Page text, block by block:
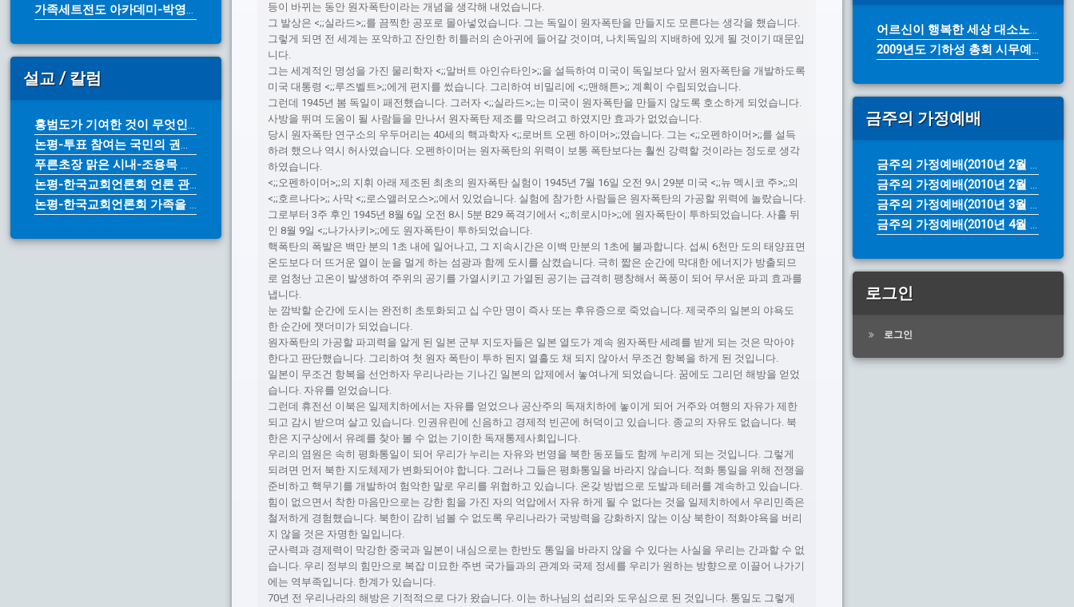
등이 바뀌는 동안 원자폭탄이라는 개념을 생각해 내었습니다.
그 발상은 <;;실라드>;;를 끔찍한 공포로 몰아넣었습니다. 그는 독일이 원자폭탄을 만들지도 모른다는 생각을 했습니다.
그렇게 되면 전 세계는 포악하고 잔인한 히틀러의 손아귀에 들어갈 것이며, 나치독일의 지배하에 있게 될 것이기 때문입
니다.
그는 세계적인 명성을 가진 물리학자 <;;알버트 아인슈타인>;;을 설득하여 미국이 독일보다 앞서 원자폭탄을 개발하도록
미국 대통령 <;;루즈벨트>;;에게 편지를 썼습니다. 그리하여 비밀리에 <;;맨해튼>;; 계획이 수립되었습니다.
그런데 1945년 봄 독일이 패전했습니다. 그러자 <;;실라드>;;는 미국이 원자폭탄을 만들지 않도록 호소하게 되었습니다.
사방을 뛰며 도움이 될 사람들을 만나서 원자폭탄 제조를 막으려고 하였지만 효과가 없었습니다.
당시 원자폭탄 연구소의 우두머리는 40세의 핵과학자 <;;로버트 오펜 하이머>;;였습니다. 그는 <;;오펜하이머>;;를 설득
하려 했으나 역시 허사였습니다. 오펜하이머는 원자폭탄의 위력이 보통 폭탄보다는 훨씬 강력할 것이라는 정도로 생각
하였습니다.
<;;오펜하이머>;;의 지휘 아래 제조된 최초의 원자폭탄 실험이 1945년 7월 16일 오전 9시 29분 미국 <;;뉴 멕시코 주>;;의
<;;호르나다>;; 사막 <;;로스앨러모스>;;에서 있었습니다. 실험에 참가한 사람들은 원자폭탄의 가공할 위력에 놀랐습니다.
그로부터 3주 후인 1945년 8월 6일 오전 8시 5분 B29 폭격기에서 <;;히로시마>;;에 원자폭탄이 투하되었습니다. 사흘 뒤
인 8월 9일 <;;나가사키>;;에도 원자폭탄이 투하되었습니다.
핵폭탄의 폭발은 백만 분의 1초 내에 일어나고, 그 지속시간은 이백 만분의 1초에 불과합니다. 섭씨 6천만 도의 태양표면
온도보다 더 뜨거운 열이 눈을 멀게 하는 섬광과 함께 도시를 삼켰습니다. 극히 짧은 순간에 막대한 에너지가 방출되므
로 엄청난 고온이 발생하여 주위의 공기를 가열시키고 가열된 공기는 급격히 팽창해서 폭풍이 되어 무서운 파괴 효과를
냅니다.
눈 깜박할 순간에 도시는 완전히 초토화되고 십 수만 명이 즉사 또는 후유증으로 죽었습니다. 제국주의 일본의 야욕도
한 순간에 잿더미가 되었습니다.
원자폭탄의 가공할 파괴력을 알게 된 일본 군부 지도자들은 일본 열도가 계속 원자폭탄 세례를 받게 되는 것은 막아야
한다고 판단했습니다. 그리하여 첫 원자 폭탄이 투하 된지 열흘도 채 되지 않아서 무조건 항복을 하게 된 것입니다.
일본이 무조건 항복을 선언하자 우리나라는 기나긴 일본의 압제에서 놓여나게 되었습니다. 꿈에도 그리던 해방을 얻었
습니다. 자유를 얻었습니다.
그런데 휴전선 이북은 일제치하에서는 자유를 얻었으나 공산주의 독재치하에 놓이게 되어 거주와 여행의 자유가 제한
되고 감시 받으며 살고 있습니다. 인권유린에 신음하고 경제적 빈곤에 허덕이고 있습니다. 종교의 자유도 없습니다. 북
한은 지구상에서 유례를 찾아 볼 수 없는 기이한 독재통제사회입니다.
우리의 염원은 속히 평화통일이 되어 우리가 누리는 자유와 번영을 북한 동포들도 함께 누리게 되는 것입니다. 그렇게
되려면 먼저 북한 지도체제가 변화되어야 합니다. 그러나 그들은 평화통일을 바라지 않습니다. 적화 통일을 위해 전쟁을
준비하고 핵무기를 개발하여 험악한 말로 우리를 위협하고 있습니다. 온갖 방법으로 도발과 테러를 계속하고 있습니다.
힘이 없으면서 착한 마음만으로는 강한 힘을 가진 자의 억압에서 자유 하게 될 수 없다는 것을 일제치하에서 우리민족은
철저하게 경험했습니다. 북한이 감히 넘볼 수 없도록 우리나라가 국방력을 강화하지 않는 이상 북한이 적화야욕을 버리
지 않을 것은 자명한 일입니다.
군사력과 경제력이 막강한 중국과 일본이 내심으로는 한반도 통일을 바라지 않을 수 있다는 사실을 우리는 간과할 수 없
습니다. 우리 정부의 힘만으로 복잡 미묘한 주변 국가들과의 관계와 국제 정세를 우리가 원하는 방향으로 이끌어 나가기
에는 역부족입니다. 한계가 있습니다.
70년 전 우리나라의 해방은 기적적으로 다가 왔습니다. 이는 하나님의 섭리와 도우심으로 된 것입니다. 통일도 그렇게
가족세트전도 아카데미-박영수 목사
설교 / 칼럼
홍범도가 기여한 것이 무엇인가?-한국...
논평-투표 참여는 국민의 권리이자 의...
푸른초장 맑은 시내-조용목 목사
논평-한국교회언론회 언론 관계법 개...
논평-한국교회언론회 가족을 위한다며...
어르신이 행복한 세상 대소노인복지센터...
2009년도 기하성 총회 시무예배 성...
금주의 가정예배
금주의 가정예배(2010년 2월 28...
금주의 가정예배(2010년 2월 14...
금주의 가정예배(2010년 3월 28...
금주의 가정예배(2010년 4월 4일...
로그인
로그인